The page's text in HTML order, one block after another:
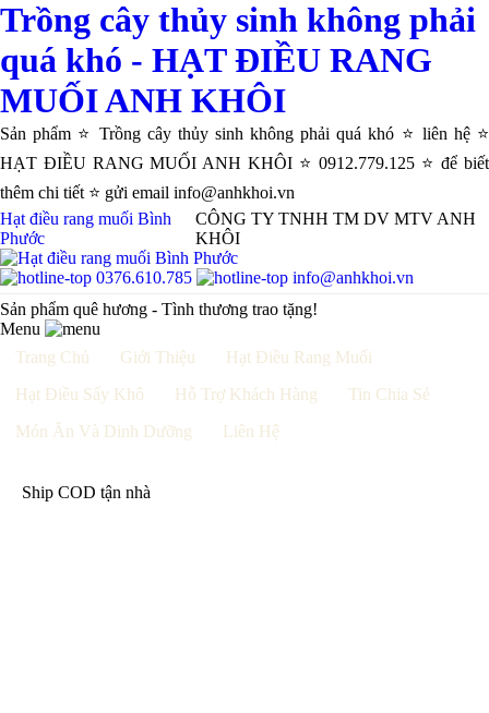
Trồng cây thủy sinh không phải
quá khó - HẠT ĐIỀU RANG
MUỐI ANH KHÔI
Sản phẩm ⭐ Trồng cây thủy sinh không phải quá khó ⭐ liên hệ ⭐
HẠT ĐIỀU RANG MUỐI ANH KHÔI ⭐ 0912.779.125 ⭐ để biết
thêm chi tiết ⭐ gửi email info@anhkhoi.vn
Hạt điều rang muối Bình
Phước
CÔNG TY TNHH TM DV MTV ANH
KHÔI
0376.610.785
info@anhkhoi.vn
Sản phẩm quê hương - Tình thương trao tặng!
Menu
Trang Chủ
Giới Thiệu
Hạt Điều Rang Muối
Hạt Điều Sấy Khô
Hỗ Trợ Khách Hàng
Tin Chia Sẻ
Món Ăn Và Dinh Dưỡng
Liên Hệ
Ship COD tận nhà